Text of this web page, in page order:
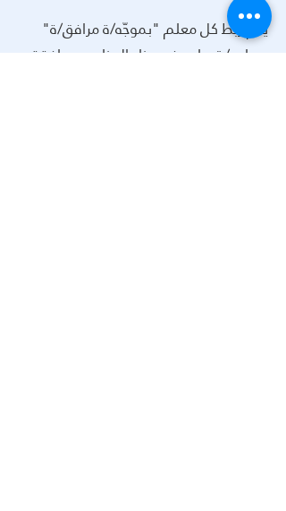
يتم ربط كل معلم "بموجّه/ة مرافق/ة"
يساعد/ تساعد في بناء البرنامج ومرافقة